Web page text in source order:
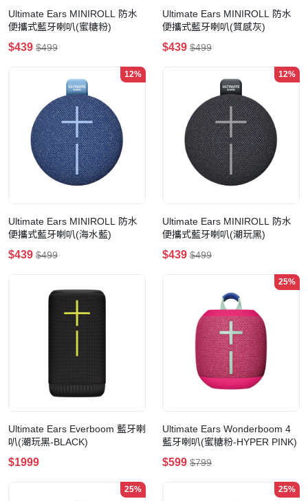
Ultimate Ears MINIROLL 防水
便攜式藍牙喇叭(蜜糖粉)
$439 $499
Ultimate Ears MINIROLL 防水
便攜式藍牙喇叭(質感灰)
$439 $499
12%
Ultimate Ears MINIROLL 防水
便攜式藍牙喇叭(海水藍)
$439 $499
12%
Ultimate Ears MINIROLL 防水
便攜式藍牙喇叭(潮玩黑)
$439 $499
Ultimate Ears Everboom 藍牙喇
叭(潮玩黑-BLACK)
$1999
25%
Ultimate Ears Wonderboom 4
藍牙喇叭(蜜糖粉-HYPER PINK)
$599 $799
25% 25%